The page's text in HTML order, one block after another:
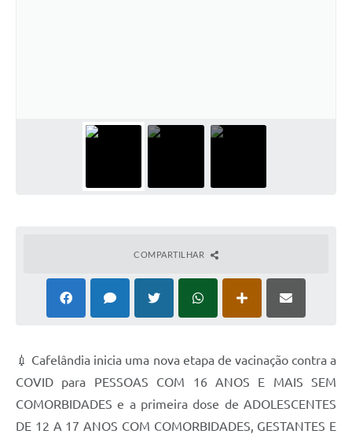
COMPARTILHAR
💉 Cafelândia inicia uma nova etapa de vacinação contra a
COVID para PESSOAS COM 16 ANOS E MAIS SEM
COMORBIDADES e a primeira dose de ADOLESCENTES
DE 12 A 17 ANOS COM COMORBIDADES, GESTANTES E